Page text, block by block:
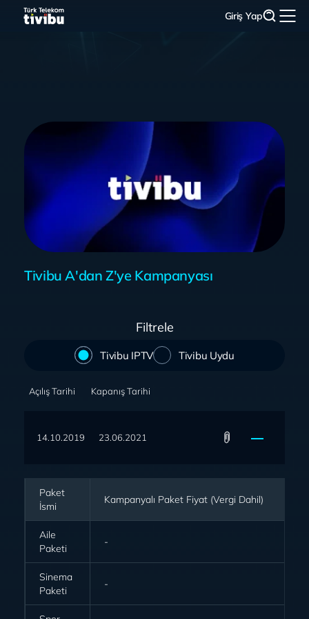
Giriş Yap
Tivibu A'dan Z'ye Kampanyası
Filtrele
Tivibu IPTV Tivibu Uydu
Açılış Tarihi Kapanış Tarihi
14.10.2019 23.06.2021
Paket
İsmi
Kampanyalı Paket Fiyat (Vergi Dahil)
Aile
Paketi
-
Sinema
Paketi
-